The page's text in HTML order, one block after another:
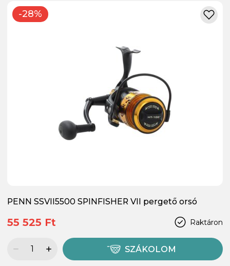
-28%
PENN SSVII5500 SPINFISHER VII pergető orsó
Raktáron
55 525 Ft
SZÁKOLOM